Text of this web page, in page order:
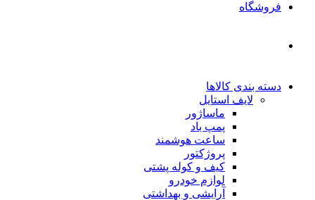
فروشگاه
دسته بندی کالاها
لایف استایل
ماساژور
پمپ باد
ساعت هوشمند
پروژکتور
کیف و کوله پشتی
لوازم خودرو
آرایشی و بهداشتی